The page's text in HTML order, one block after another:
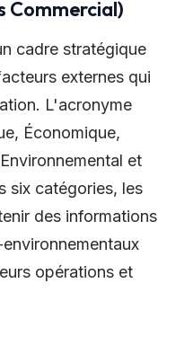
Commercial)
cadre stratégique
externes qui
L'acronyme
Économique,
et
six catégories, les
des informations
opérations et